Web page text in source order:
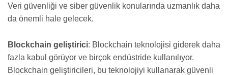
Veri güvenliği ve siber güvenlik konularında uzmanlık daha
da önemli hale gelecek.
Blockchain geliştirici: Blockchain teknolojisi giderek daha
fazla kabul görüyor ve birçok endüstride kullanılıyor.
Blockchain geliştiricileri, bu teknolojiyi kullanarak güvenli